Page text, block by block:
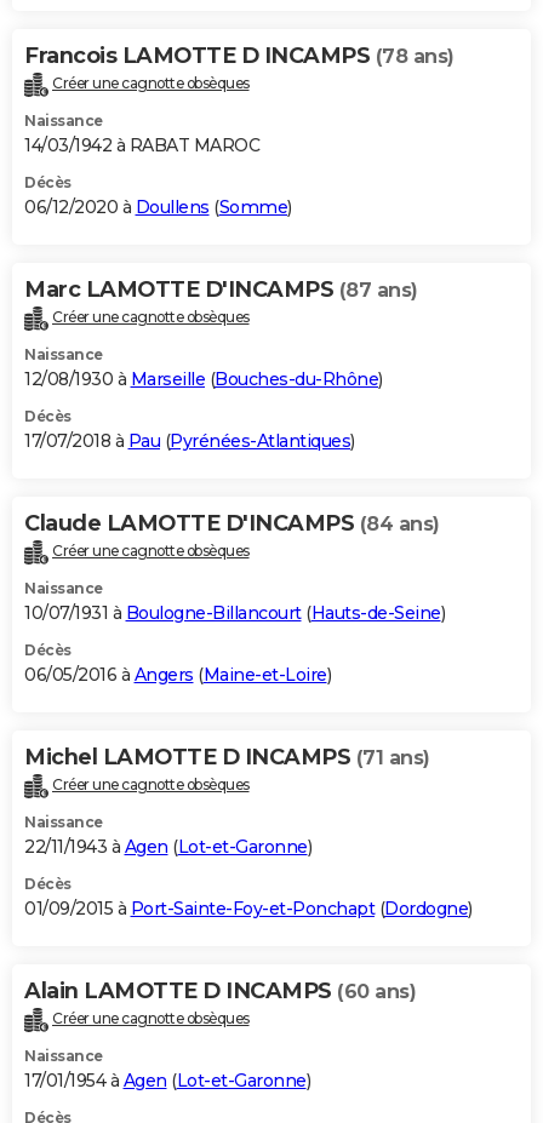
Francois LAMOTTE D INCAMPS (78 ans)
Créer une cagnotte obsèques
Naissance
14/03/1942 à RABAT MAROC
Décès
06/12/2020 à Doullens (Somme)
Marc LAMOTTE D'INCAMPS (87 ans)
Créer une cagnotte obsèques
Naissance
12/08/1930 à Marseille (Bouches-du-Rhône)
Décès
17/07/2018 à Pau (Pyrénées-Atlantiques)
Claude LAMOTTE D'INCAMPS (84 ans)
Créer une cagnotte obsèques
Naissance
10/07/1931 à Boulogne-Billancourt(Hauts-de-Seine)
Décès
06/05/2016 à Angers (Maine-et-Loire)
Michel LAMOTTE D INCAMPS (71 ans)
Créer une cagnotte obsèques
Naissance
22/11/1943 à Agen (Lot-et-Garonne)
Décès
01/09/2015 à Port-Sainte-Foy-et-Ponchapt(Dordogne)
Alain LAMOTTE D INCAMPS (60 ans)
Créer une cagnotte obsèques
Naissance
17/01/1954 à Agen (Lot-et-Garonne)
Décès